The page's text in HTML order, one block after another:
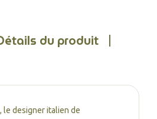
du produit
, le designer italien de